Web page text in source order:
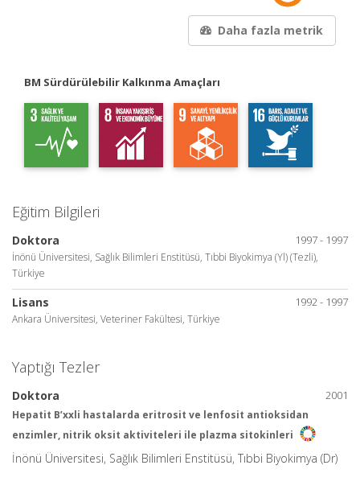
Daha fazla metrik
BM Sürdürülebilir Kalkınma Amaçları
Eğitim Bilgileri
1997 - 1997
Doktora
İnönü Üniversitesi, Sağlık Bilimleri Enstitüsü, Tıbbi Biyokimya (Yl) (Tezli),
Türkiye
1992 - 1997
Lisans
Ankara Üniversitesi, Veteriner Fakültesi, Türkiye
Yaptığı Tezler
2001
Doktora
Hepatit B’xxli hastalarda eritrosit ve lenfosit antioksidan
enzimler, nitrik oksit aktiviteleri ile plazma sitokinleri
İnönü Üniversitesi, Sağlık Bilimleri Enstitüsü, Tıbbi Biyokimya (Dr)